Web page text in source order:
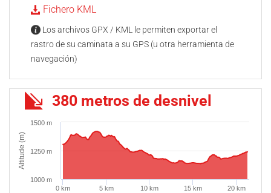
Fichero KML
Los archivos GPX / KML le permiten exportar el
rastro de su caminata a su GPS (u otra herramienta de
navegación)
380 metros de desnivel
Altitude (m)
0 km 5 km 10 km 15 km 20 km
1000 m
1250 m
1500 m